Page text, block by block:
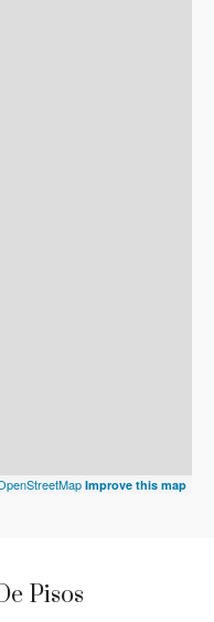
Improve this map
Pisos